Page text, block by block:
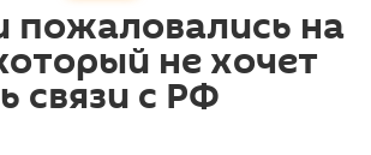
пожаловались на
не хочет
связи с РФ